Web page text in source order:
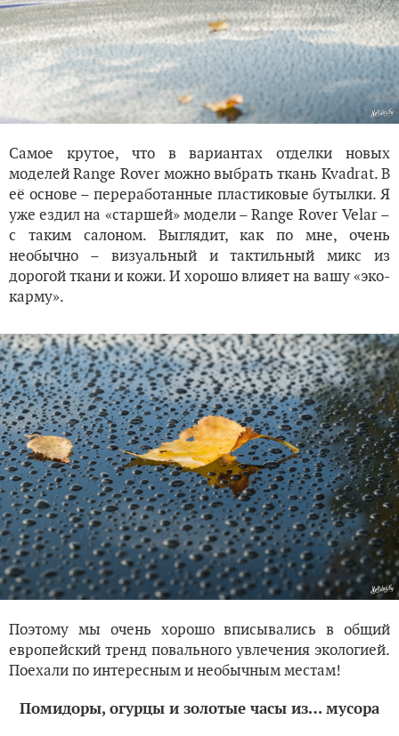
Самое крутое, что в вариантах отделки новых
моделей Range Rover можно выбрать ткань Kvadrat. В
её основе – переработанные пластиковые бутылки. Я
уже ездил на «старшей» модели – Range Rover Velar –
с таким салоном. Выглядит, как по мне, очень
необычно – визуальный и тактильный микс из
дорогой ткани и кожи. И хорошо влияет на вашу «эко-
карму».
Поэтому мы очень хорошо вписывались в общий
европейский тренд повального увлечения экологией.
Поехали по интересным и необычным местам!
Помидоры, огурцы и золотые часы из… мусора